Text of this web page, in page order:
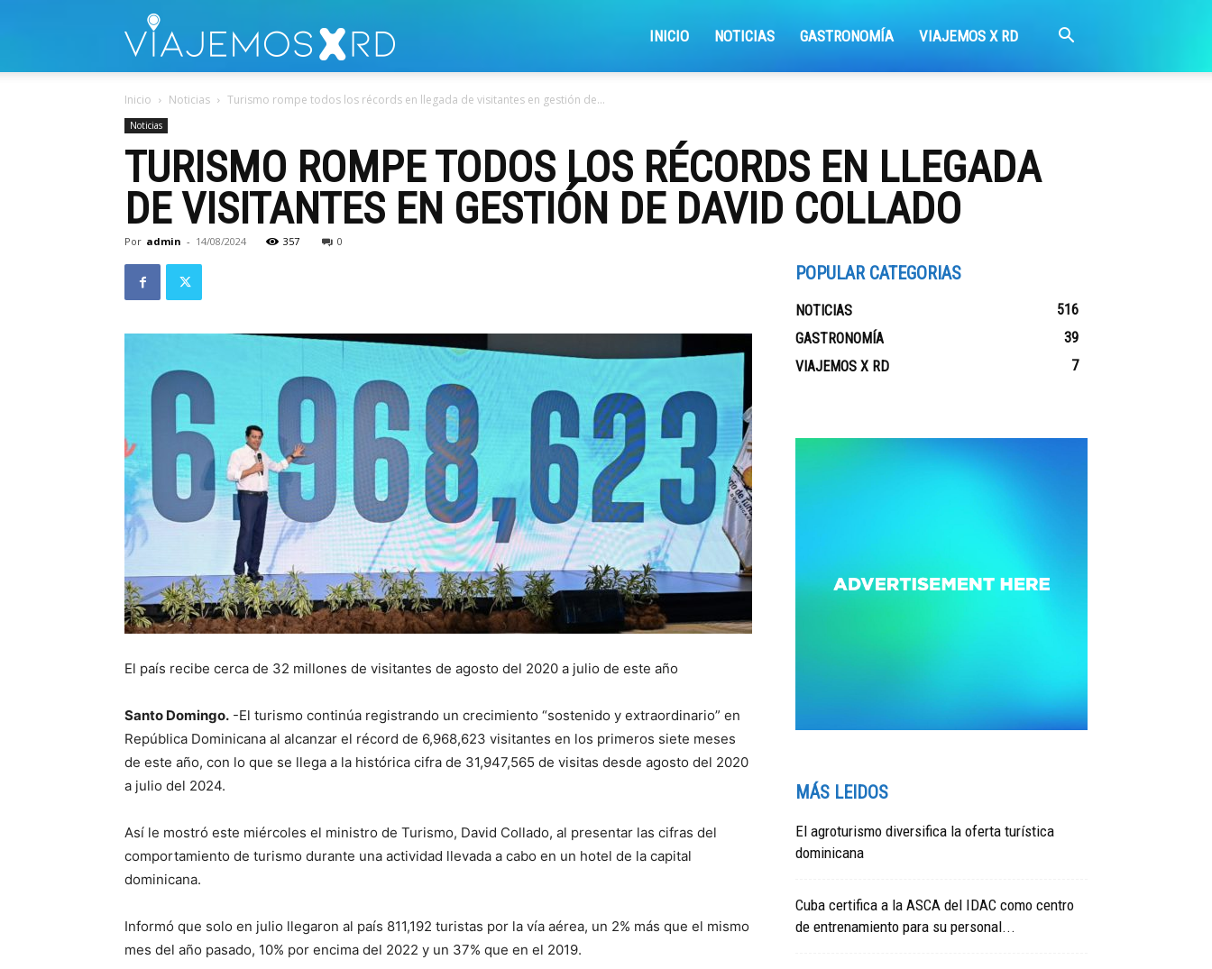
INICIO NOTICIAS GASTRONOMÍA VIAJEMOS X RD
Inicio Noticias Turismo rompe todos los récords en llegada de visitantes en gestión de...
Noticias
TURISMO ROMPE TODOS LOS RÉCORDS EN LLEGADA
DE VISITANTES EN GESTIÓN DE DAVID COLLADO
Por admin - 14/08/2024 357 0
El país recibe cerca de 32 millones de visitantes de agosto del 2020 a julio de este año
Santo Domingo. -El turismo continúa registrando un crecimiento “sostenido y extraordinario” en
República Dominicana al alcanzar el récord de 6,968,623 visitantes en los primeros siete meses
de este año, con lo que se llega a la histórica cifra de 31,947,565 de visitas desde agosto del 2020
a julio del 2024.
Así le mostró este miércoles el ministro de Turismo, David Collado, al presentar las cifras del
comportamiento de turismo durante una actividad llevada a cabo en un hotel de la capital
dominicana.
Informó que solo en julio llegaron al país 811,192 turistas por la vía aérea, un 2% más que el mismo
mes del año pasado, 10% por encima del 2022 y un 37% que en el 2019.
POPULAR CATEGORIAS
NOTICIAS
516
GASTRONOMÍA
39
VIAJEMOS X RD
7
MÁS LEIDOS
El agroturismo diversifica la oferta turística
dominicana
Cuba certifica a la ASCA del IDAC como centro
de entrenamiento para su personal...